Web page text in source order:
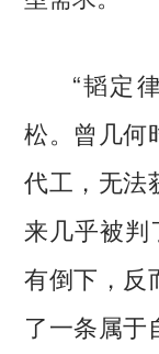
“韬定律
松。曾几何
代工，无法
来几乎被判
有倒下，反
了一条属于